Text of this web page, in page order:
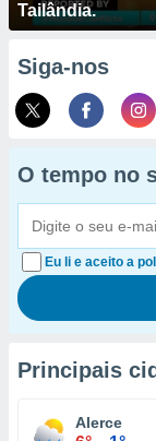
Tailândia.
Siga-nos
O tempo no
Eu li e aceito a
Principais
Alerce